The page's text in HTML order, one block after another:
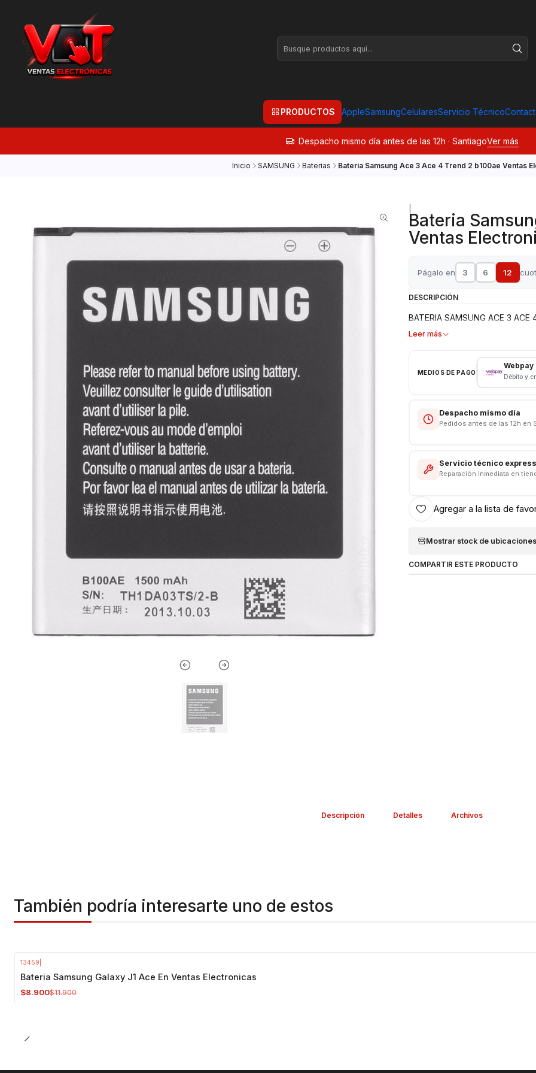
PRODUCTOS AppleSamsungCelularesServicio Técnico
Despacho mismo día antes de las 12h · SantiagoVer más
Inicio SAMSUNG Baterias Bateria Samsung Ace 3 Ace 4 Trend 2 b100ae Ventas
Bateria
Ventas
Págalo en 3 6 12
DESCRIPCIÓN
BATERIA SAMSUNG ACE 3 ACE
Leer más
MEDIOS DE PAGO
Webpay
Débito y
Despacho mismo día
Pedidos antes de las 12h en
Servicio técnico express
Reparación inmediata en
Agregar a la lista de
Mostrar stock de ubicaciones
COMPARTIR ESTE PRODUCTO
Descripción Detalles Archivos
También podría interesarte uno de estos
13459
Bateria Samsung Galaxy J1 Ace En Ventas Electronicas
$8.900$11.900